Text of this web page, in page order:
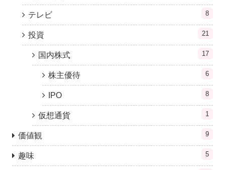
テレビ 8
投資 21
国内株式 17
株主優待 6
IPO 8
仮想通貨 1
価値観 9
趣味 5